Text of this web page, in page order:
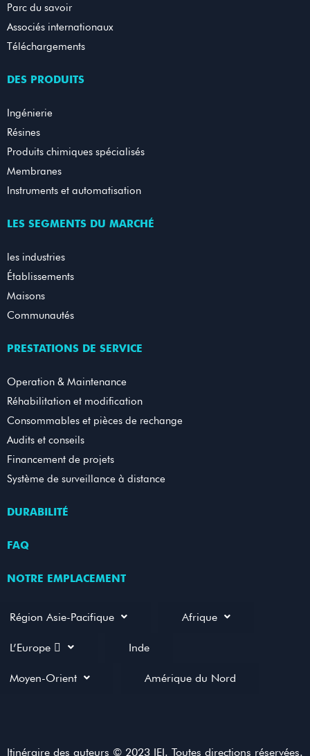
Parc du savoir
Associés internationaux
Téléchargements
DES PRODUITS
Ingénierie
Résines
Produits chimiques spécialisés
Membranes
Instruments et automatisation
LES SEGMENTS DU MARCHÉ
les industries
Établissements
Maisons
Communautés
PRESTATIONS DE SERVICE
Operation & Maintenance
Réhabilitation et modification
Consommables et pièces de rechange
Audits et conseils
Financement de projets
Système de surveillance à distance
DURABILITÉ
FAQ
NOTRE EMPLACEMENT
Région Asie-Pacifique Afrique
L’Europe  Inde
Moyen-Orient Amérique du Nord
Itinéraire des auteurs © 2023 IEI. Toutes directions réservées.